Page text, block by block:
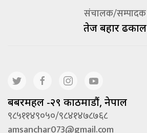
संचालक/सम्पादक
तेज बहादूर ढकाल
बबरमहल -२९ काठमाडौं, नेपाल
९८५११४९०५०/९८४१४७८७६८